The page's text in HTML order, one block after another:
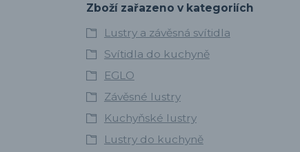
Zboží zařazeno v kategoriích
Lustry a závěsná svítidla
Svítidla do kuchyně
EGLO
Závěsné lustry
Kuchyňské lustry
Lustry do kuchyně